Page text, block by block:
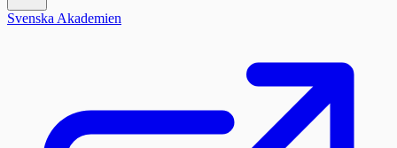
Svenska Akademien